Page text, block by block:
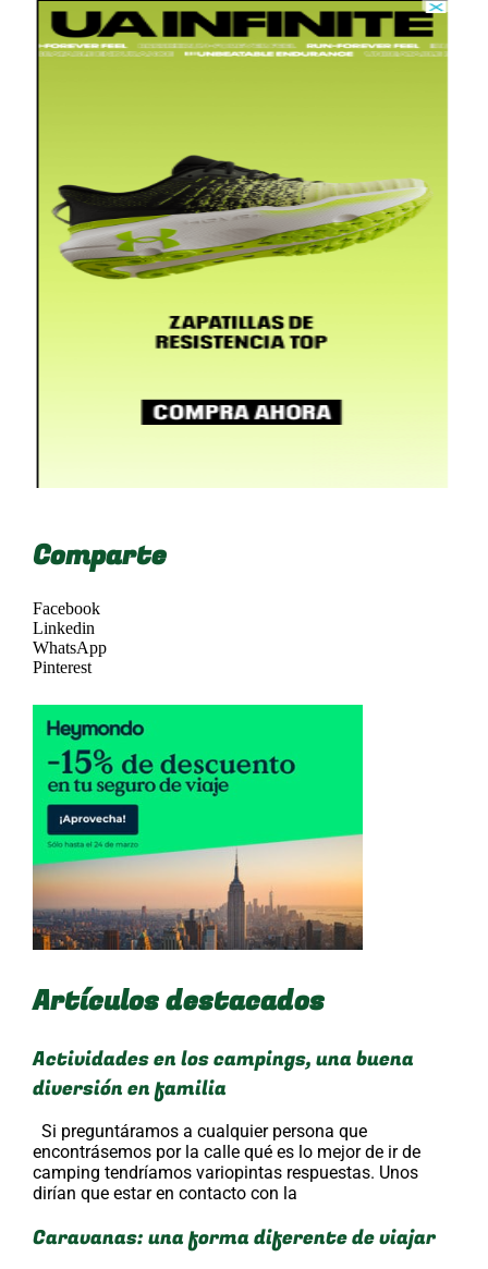
Comparte
Facebook
Linkedin
WhatsApp
Pinterest
Artículos destacados
Actividades en los campings, una buena
diversión en familia
Si preguntáramos a cualquier persona que
encontrásemos por la calle qué es lo mejor de ir de
camping tendríamos variopintas respuestas. Unos
dirían que estar en contacto con la
Caravanas: una forma diferente de viajar